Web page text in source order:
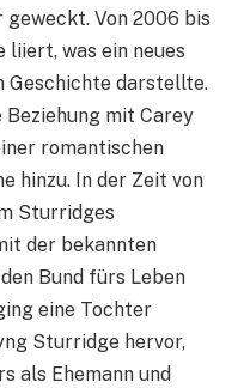
Von 2006 bis
was ein neues
Geschichte darstellte.
Beziehung mit Carey
romantischen
hinzu. In der Zeit von
Sturridges
der bekannten
Bund fürs Leben
eine Tochter
Sturridge hervor,
als Ehemann und